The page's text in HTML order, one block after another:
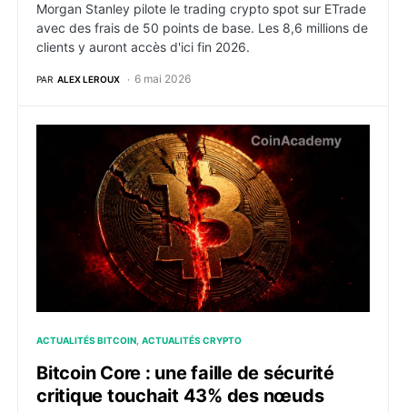
Morgan Stanley pilote le trading crypto spot sur ETrade
avec des frais de 50 points de base. Les 8,6 millions de
clients y auront accès d'ici fin 2026.
PAR ALEX LEROUX 6 mai 2026
Bitcoin Core : une faille de sécurité critique touchait
ACTUALITÉS BITCOIN ACTUALITÉS CRYPTO
Bitcoin Core : une faille de sécurité
critique touchait 43% des nœuds